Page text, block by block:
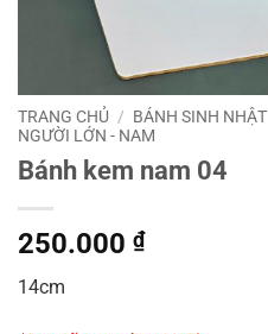
TRANG CHỦ / BÁNH SINH NHẬT
NGƯỜI LỚN - NAM
Bánh kem nam 04
250.000 ₫
14cm